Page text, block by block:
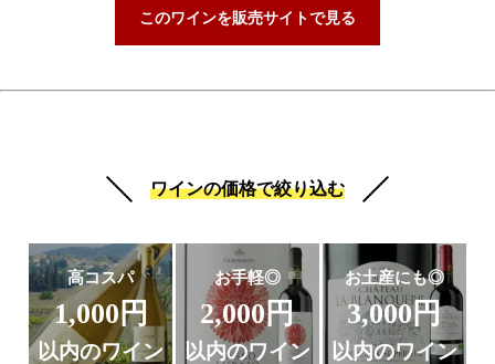
このワインを販売サイトで見る
ワインの価格で絞り込む
高コスパ
1,000円
以内のワイン
お手軽◎
2,000円
以内のワイン
お土産にも◎
3,000円
以内のワイン